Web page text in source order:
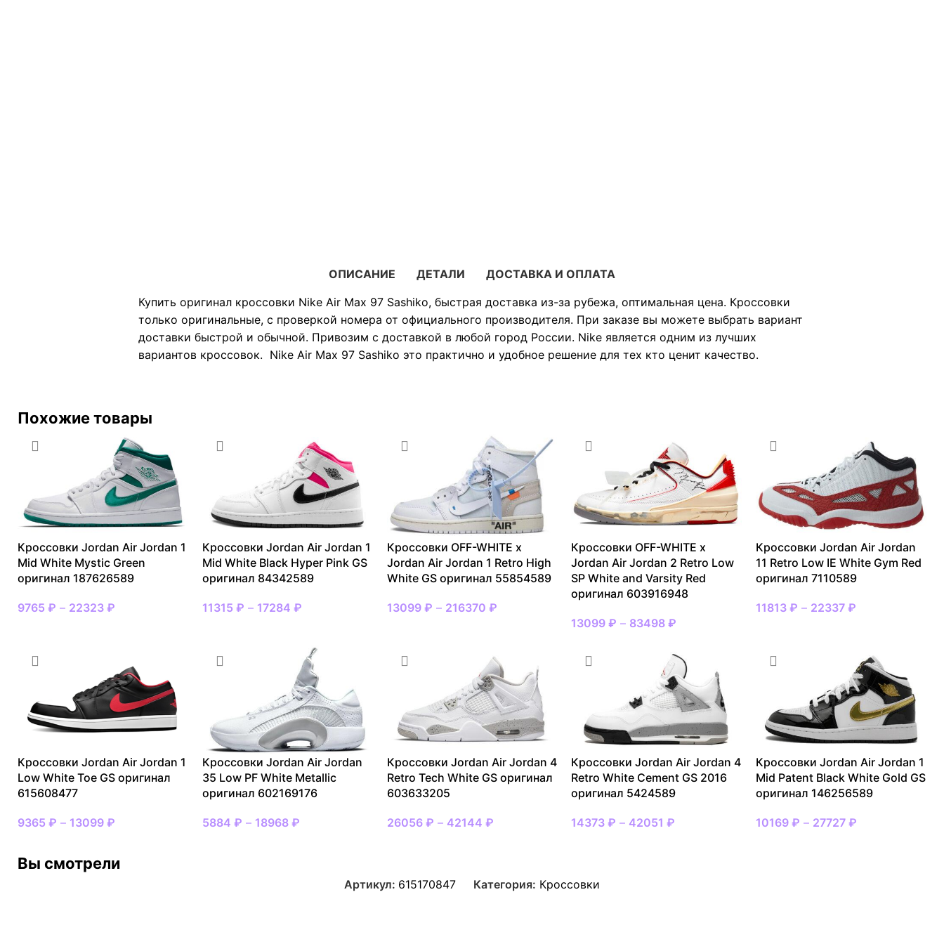
ОПИСАНИЕ ДЕТАЛИ
ДОСТАВКА И ОПЛАТА
Купить оригинал кроссовки Nike Air Max 97 Sashiko, быстрая доставка из-за рубежа, оптимальная цена. Кроссовки
только оригинальные, с проверкой номера от официального производителя. При заказе вы можете выбрать вариант
доставки быстрой и обычной. Привозим с доставкой в любой город России. Nike является одним из лучших
вариантов кроссовок. Nike Air Max 97 Sashiko это практично и удобное решение для тех кто ценит качество.
Похожие товары
Кроссовки Jordan Air Jordan 1
Mid White Mystic Green
оригинал 187626589
9765 ₽ – 22323 ₽
Кроссовки Jordan Air Jordan 1
Mid White Black Hyper Pink GS
оригинал 84342589
11315 ₽ – 17284 ₽
Кроссовки OFF-WHITE x
Jordan Air Jordan 1 Retro High
White GS оригинал 55854589
13099 ₽ – 216370 ₽
Кроссовки OFF-WHITE x
Jordan Air Jordan 2 Retro Low
SP White and Varsity Red
оригинал 603916948
13099₽ – 83498₽
Кроссовки Jordan Air Jordan
11 Retro Low IE White Gym Red
оригинал 7110589
11813₽ – 22337₽
Кроссовки Jordan Air Jordan 1
Low White Toe GS оригинал
615608477
9365 ₽ – 13099 ₽
Кроссовки Jordan Air Jordan
35 Low PF White Metallic
оригинал 602169176
5884 ₽ – 18968 ₽
Кроссовки Jordan Air Jordan 4
Retro Tech White GS оригинал
603633205
26056 ₽ – 42144 ₽
Кроссовки Jordan Air Jordan 4
Retro White Cement GS 2016
оригинал 5424589
14373₽ – 42051₽
Кроссовки Jordan Air Jordan 1
Mid Patent Black White Gold GS
оригинал 146256589
10169₽ – 27727₽
Вы смотрели
Артикул: 615170847 Категория: Кроссовки